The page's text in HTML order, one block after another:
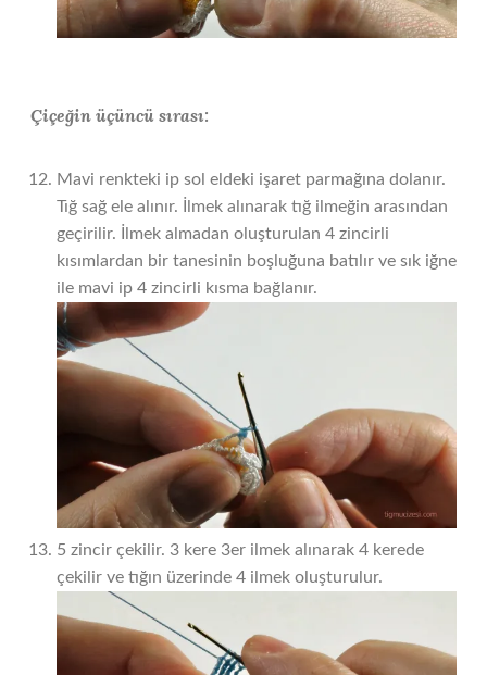
Çiçeğin üçüncü sırası:
Mavi renkteki ip sol eldeki işaret parmağına dolanır.
Tığ sağ ele alınır. İlmek alınarak tığ ilmeğin arasından
geçirilir. İlmek almadan oluşturulan 4 zincirli
kısımlardan bir tanesinin boşluğuna batılır ve sık iğne
ile mavi ip 4 zincirli kısma bağlanır.
5 zincir çekilir. 3 kere 3er ilmek alınarak 4 kerede
çekilir ve tığın üzerinde 4 ilmek oluşturulur.